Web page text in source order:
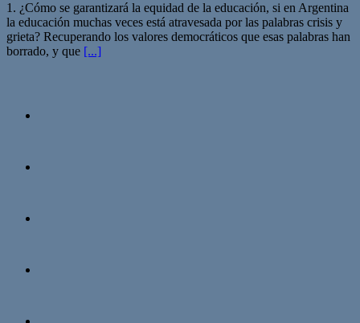
1. ¿Cómo se garantizará la equidad de la educación, si en Argentina
la educación muchas veces está atravesada por las palabras crisis y
grieta? Recuperando los valores democráticos que esas palabras han
borrado, y que [...]